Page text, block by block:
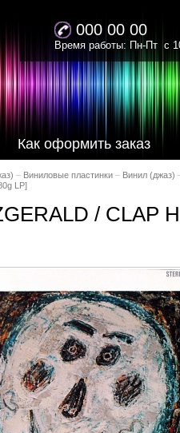
000 00 00
Время работы: Пн-Пт с
Как оформить заказ
– Виниловые пластинки – Винил (джаз)
LP]
/ CLAP